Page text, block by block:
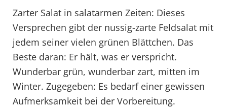
Zarter Salat in salatarmen Zeiten: Dieses
Versprechen gibt der nussig-zarte Feldsalat mit
jedem seiner vielen grünen Blättchen. Das
Beste daran: Er hält, was er verspricht.
Wunderbar grün, wunderbar zart, mitten im
Winter. Zugegeben: Es bedarf einer gewissen
Aufmerksamkeit bei der Vorbereitung.